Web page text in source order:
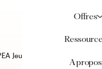
Offres
A propos